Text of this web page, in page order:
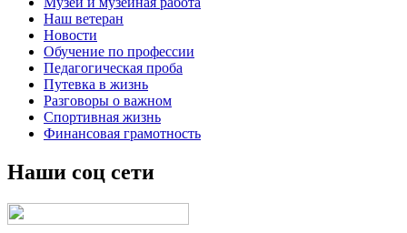
Наш ветеран
Новости
Обучение по профессии
Педагогическая проба
Путевка в жизнь
Разговоры о важном
Спортивная жизнь
Финансовая грамотность
Наши соц сети